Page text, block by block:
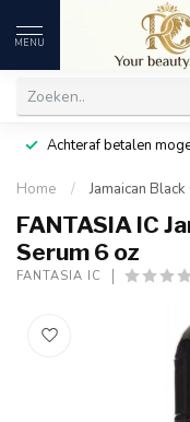
MENU
Achteraf betalen
Home / Jamaican
FANTASIA IC
Serum 6 oz
FANTASIA IC